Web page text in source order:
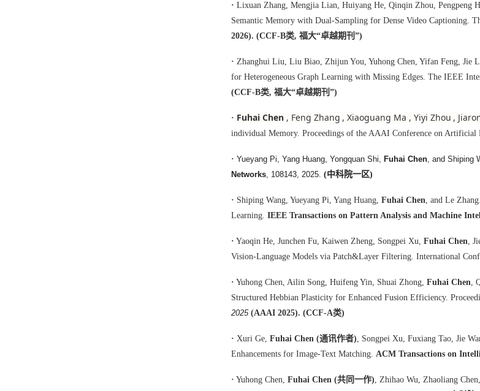
· Lixuan Zhang, Mengjia Lian, Huiyang He, Qinqin Zhou, Pengpeng
Semantic Memory with Dual-Sampling for Dense Video Captioning.
2026). (CCF-B类, 福大“卓越期刊”)
· Zhanghui Liu, Liu Biao, Zhijun You, Yuhong Chen, Yifan Feng, Jie
for Heterogeneous Graph Learning with Missing Edges. The IEEE
(CCF-B类, 福大“卓越期刊 ”)
· Fuhai Chen , Feng Zhang , Xiaoguang Ma , Yiyi Zhou ,
individual Memory. Proceedings of the AAAI Conference on Artificial
· Yueyang Pi, Yang Huang, Yongquan Shi, Fuhai Chen, and Shiping
Networks, 108143, 2025. (中科院一区)
· Shiping Wang, Yueyang Pi, Yang Huang, Fuhai Chen, and Le
Learning. IEEE Transactions on Pattern Analysis and Machine
· Yaoqin He, Junchen Fu, Kaiwen Zheng, Songpei Xu, Fuhai Chen,
Vision-Language Models via Patch&Layer Filtering. International
· Yuhong Chen, Ailin Song, Huifeng Yin, Shuai Zhong, Fuhai Chen,
Structured Hebbian Plasticity for Enhanced Fusion Efficiency.
2025 (AAAI 2025). (CCF-A类)
· Xuri Ge, Fuhai Chen (通讯作者), Songpei Xu, Fuxiang Tao, Jie
Enhancements for Image-Text Matching. ACM Transactions on
· Yuhong Chen, Fuhai Chen (共同一作), Zhihao Wu, Zhaoliang